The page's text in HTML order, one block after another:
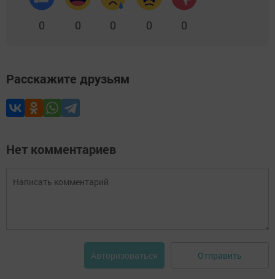
0 0 0 0 0
Расскажите друзьям
Нет комментариев
Авторизоваться Отправить